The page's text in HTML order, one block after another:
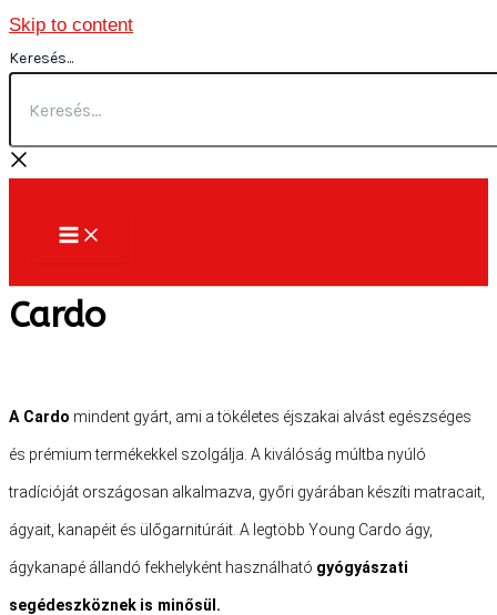
Skip to content
Keresés...
Cardo
A Cardo mindent gyárt, ami a tökéletes éjszakai alvást egészséges
és prémium termékekkel szolgálja. A kiválóság múltba nyúló
tradícióját országosan alkalmazva, győri gyárában készíti matracait,
ágyait, kanapéit és ülőgarnitúráit. A legtöbb Young Cardo ágy,
ágykanapé állandó fekhelyként használható gyógyászati
segédeszköznek is minősül.